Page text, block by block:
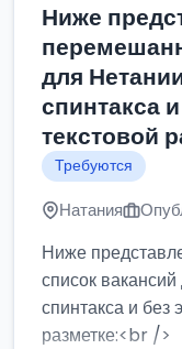
Ниже
для
спинтакса
текстовой
Требуются
Натания
Ниже
список
спинтакса и без
разметке:<br />